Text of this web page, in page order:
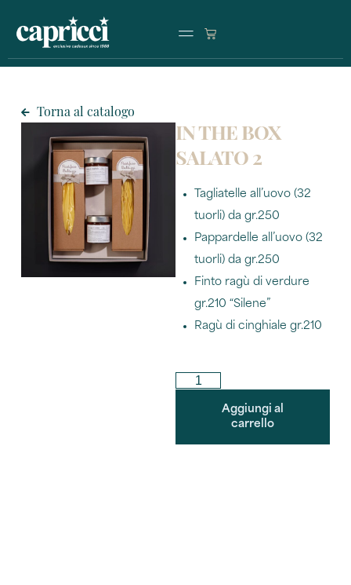
Torna al catalogo
IN THE BOX
SALATO 2
Tagliatelle all’uovo (32
tuorli) da gr.250
Pappardelle all’uovo (32
tuorli) da gr.250
Finto ragù di verdure
gr.210 “Silene”
Ragù di cinghiale gr.210
Aggiungi al
carrello